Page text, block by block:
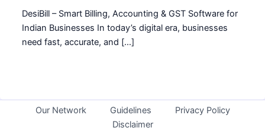
DesiBill – Smart Billing, Accounting & GST Software for
Indian Businesses In today’s digital era, businesses
need fast, accurate, and […]
Our Network Guidelines
Privacy Policy
Disclaimer